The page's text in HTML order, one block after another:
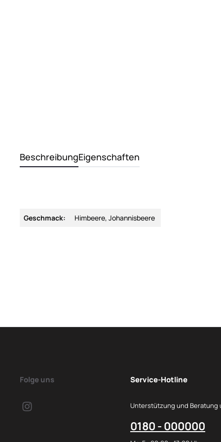
BeschreibungEigenschaften
Geschmack: Himbeere, Johannisbeere
Folge uns Service-Hotline
Unterstützung und Beratung
0180 - 000000